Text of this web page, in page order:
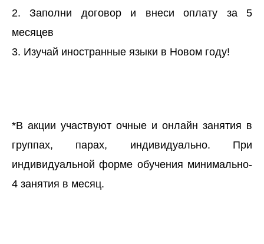
2. Заполни договор и внеси оплату за 5
месяцев
3. Изучай иностранные языки в Новом году!
*В акции участвуют очные и онлайн занятия в
группах, парах, индивидуально. При
индивидуальной форме обучения минимально-
4 занятия в месяц.